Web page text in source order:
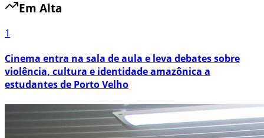
Em Alta
1
Cinema entra na sala de aula e leva debates sobre
violência, cultura e identidade amazônica a
estudantes de Porto Velho